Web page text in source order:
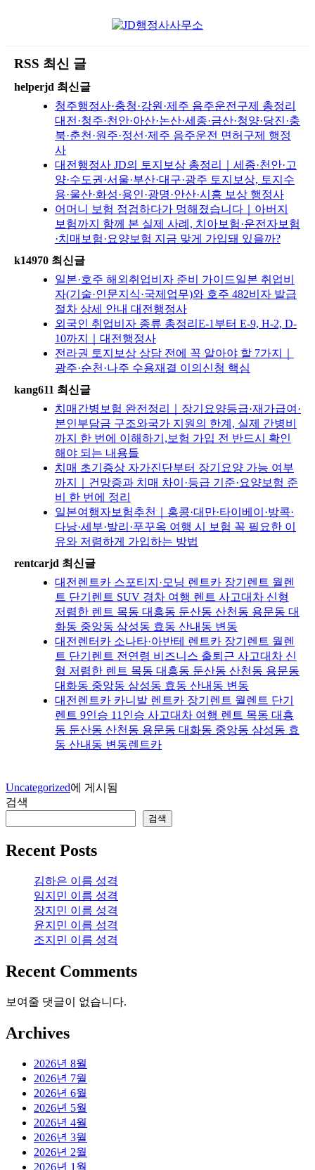
RSS 최신 글
helperjd 최신글
청주행정사·충청·강원·제주 음주운전구제 총정리
대전·청주·천안·아산·논산·세종·금산·청양·당진·충
북·춘천·원주·정선·제주 음주운전 면허구제 행정
사
대전행정사 JD의 토지보상 총정리｜세종·천안·고
양·수도권·서울·부산·대구·광주 토지보상, 토지수
용·울산·화성·용인·광명·안산·시흥 보상 행정사
어머니 보험 점검하다가 멍해졌습니다｜아버지
보험까지 함께 본 실제 사례, 치아보험·운전자보험
·치매보험·요양보험 지금 맞게 가입돼 있을까?
k14970 최신글
일본·호주 해외취업비자 준비 가이드일본 취업비
자(기술·인문지식·국제업무)와 호주 482비자 발급
절차 상세 안내 대전행정사
외국인 취업비자 종류 총정리E-1부터 E-9, H-2, D-
10까지｜대전행정사
전라권 토지보상 상담 전에 꼭 알아야 할 7가지｜
광주·순천·나주 수용재결 이의신청 핵심
kang611 최신글
치매간병보험 완전정리｜장기요양등급·재가급여·
본인부담금 구조와국가 지원의 한계, 실제 간병비
까지 한 번에 이해하기,보험 가입 전 반드시 확인
해야 되는 내용들
치매 초기증상 자가진단부터 장기요양 가능 여부
까지｜건망증과 치매 차이·등급 기준·요양보험 준
비 한 번에 정리
일본여행자보험추천｜홍콩·대만·타이베이·방콕·
다낭·세부·발리·푸꾸옥 여행 시 보험 꼭 필요한 이
유와 저렴하게 가입하는 방법
rentcarjd 최신글
대전렌트카 스포티지·모닝 렌트카 장기렌트 월렌
트 단기렌트 SUV 경차 여행 렌트 사고대차 신형
저렴한 렌트 목동 대흥동 둔산동 산천동 용문동 대
화동 중앙동 삼성동 효동 산내동 변동
대전렌터카 소나타·아반테 렌트카 장기렌트 월렌
트 단기렌트 전연령 비즈니스 출퇴근 사고대차 신
형 저렴한 렌트 목동 대흥동 둔산동 산천동 용문동
대화동 중앙동 삼성동 효동 산내동 변동
대전렌트카 카니발 렌트카 장기렌트 월렌트 단기
렌트 9인승 11인승 사고대차 여행 렌트 목동 대흥
동 둔산동 산천동 용문동 대화동 중앙동 삼성동 효
동 산내동 변동렌트카
Uncategorized에 게시됨
검색
검색
Recent Posts
김하은 이름 성격
임지민 이름 성격
장지민 이름 성격
윤지민 이름 성격
조지민 이름 성격
Recent Comments
보여줄 댓글이 없습니다.
Archives
2026년 8월
2026년 7월
2026년 6월
2026년 5월
2026년 4월
2026년 3월
2026년 2월
2026년 1월